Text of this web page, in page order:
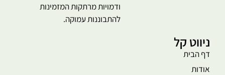
ודמויות מרתקות המזמינות
להתבוננות עמוקה.
ניווט קל
דף הבית
אודות